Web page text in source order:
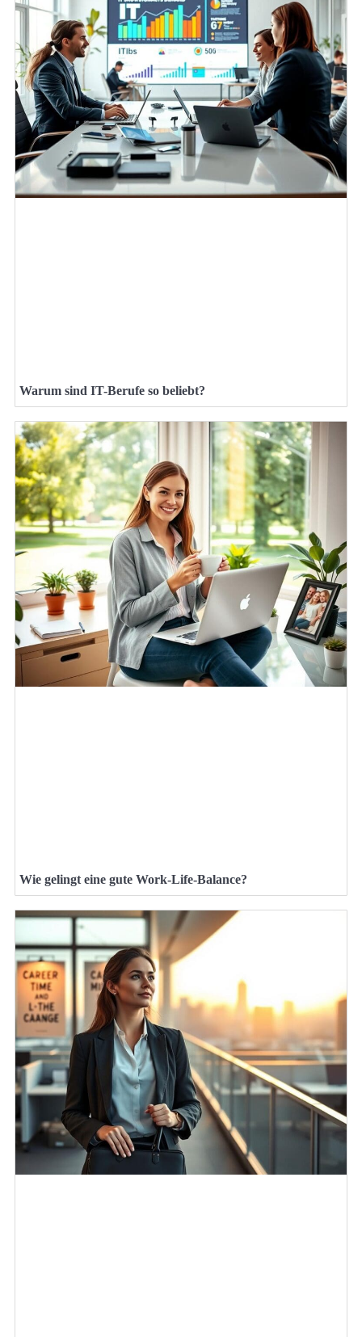
Warum sind IT-Berufe so beliebt?
Wie gelingt eine gute Work-Life-Balance?